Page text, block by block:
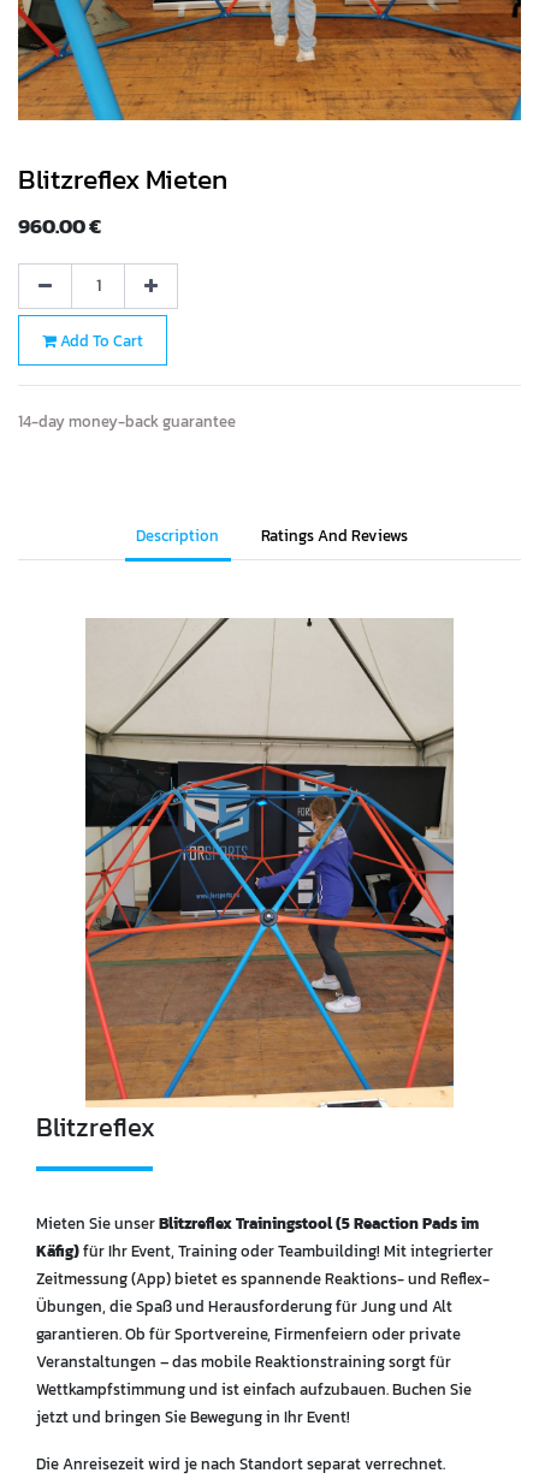
Blitzreflex Mieten
960.00€
Add To Cart
14-day money-back guarantee
Description Ratings And Reviews
Blitzreflex
Mieten Sie unserBlitzreflex Trainingstool (5 Reaction Pads im
Käfig)für Ihr Event, Training oder Teambuilding! Mit integrierter
Zeitmessung (App) bietet es spannende Reaktions- und Reflex-
Übungen, die Spaß und Herausforderung für Jung und Alt
garantieren. Ob für Sportvereine, Firmenfeiern oder private
Veranstaltungen – das mobile Reaktionstraining sorgt für
Wettkampfstimmung und ist einfach aufzubauen. Buchen Sie
jetzt und bringen Sie Bewegung in Ihr Event!
Die Anreisezeit wird je nach Standort separat verrechnet.